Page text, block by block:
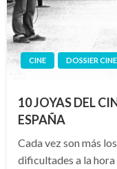
CINE DOSSIER CINE
10 JOYAS DEL
ESPAÑA
Cada vez son más
dificultades a la